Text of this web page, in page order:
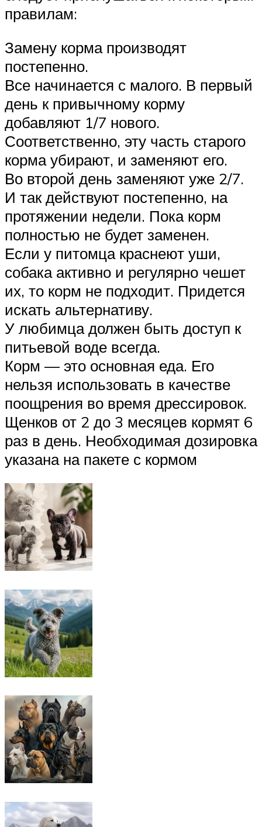
правилам:
Замену корма производят
постепенно.
Все начинается с малого. В первый
день к привычному корму
добавляют 1/7 нового.
Соответственно, эту часть старого
корма убирают, и заменяют его.
Во второй день заменяют уже 2/7.
И так действуют постепенно, на
протяжении недели. Пока корм
полностью не будет заменен.
Если у питомца краснеют уши,
собака активно и регулярно чешет
их, то корм не подходит. Придется
искать альтернативу.
У любимца должен быть доступ к
питьевой воде всегда.
Корм — это основная еда. Его
нельзя использовать в качестве
поощрения во время дрессировок.
Щенков от 2 до 3 месяцев кормят 6
раз в день. Необходимая дозировка
указана на пакете с кормом